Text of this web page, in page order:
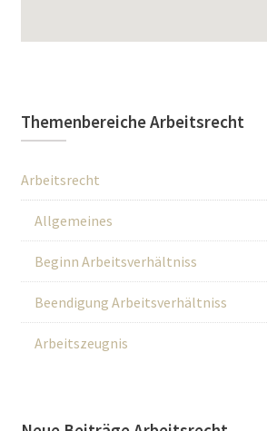
Themenbereiche Arbeitsrecht
Arbeitsrecht
Allgemeines
Beginn Arbeitsverhältniss
Beendigung Arbeitsverhältniss
Arbeitszeugnis